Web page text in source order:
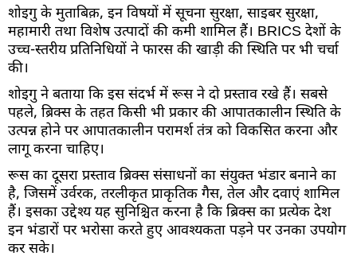
शोइगु के मुताबिक़, इन विषयों में सूचना सुरक्षा, साइबर सुरक्षा,
महामारी तथा विशेष उत्पादों की कमी शामिल हैं। BRICS देशों के
उच्च-स्तरीय प्रतिनिधियों ने फारस की खाड़ी की स्थिति पर भी चर्चा
की।
शोइगु ने बताया कि इस संदर्भ में रूस ने दो प्रस्ताव रखे हैं। सबसे
पहले, ब्रिक्स के तहत किसी भी प्रकार की आपातकालीन स्थिति के
उत्पन्न होने पर आपातकालीन परामर्श तंत्र को विकसित करना और
लागू करना चाहिए।
रूस का दूसरा प्रस्ताव ब्रिक्स संसाधनों का संयुक्त भंडार बनाने का
है, जिसमें उर्वरक, तरलीकृत प्राकृतिक गैस, तेल और दवाएं शामिल
हैं। इसका उद्देश्य यह सुनिश्चित करना है कि ब्रिक्स का प्रत्येक देश
इन भंडारों पर भरोसा करते हुए आवश्यकता पड़ने पर उनका उपयोग
कर सके।